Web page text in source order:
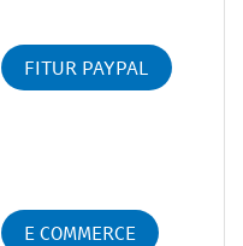
FITUR PAYPAL
E COMMERCE